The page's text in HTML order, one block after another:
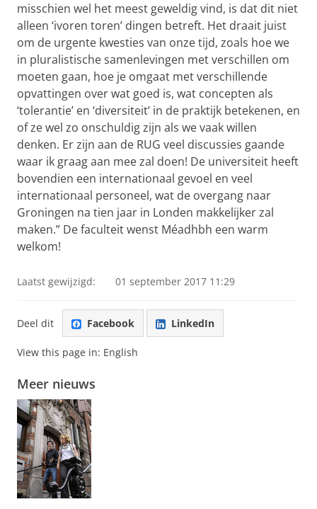
misschien wel het meest geweldig vind, is dat dit niet
alleen ‘ivoren toren’ dingen betreft. Het draait juist
om de urgente kwesties van onze tijd, zoals hoe we
in pluralistische samenlevingen met verschillen om
moeten gaan, hoe je omgaat met verschillende
opvattingen over wat goed is, wat concepten als
‘tolerantie’ en ‘diversiteit’ in de praktijk betekenen, en
of ze wel zo onschuldig zijn als we vaak willen
denken. Er zijn aan de RUG veel discussies gaande
waar ik graag aan mee zal doen! De universiteit heeft
bovendien een internationaal gevoel en veel
internationaal personeel, wat de overgang naar
Groningen na tien jaar in Londen makkelijker zal
maken.” De faculteit wenst Méadhbh een warm
welkom!
Laatst gewijzigd: 01 september 2017 11:29
Deel dit Facebook LinkedIn
View this page in: English
Meer nieuws